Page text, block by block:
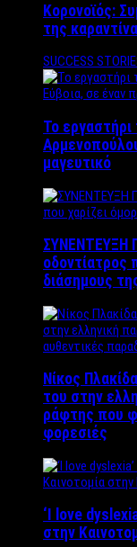
Κορονοϊός:
της
SUCCESS
Το εργαστήρι
μαγευτικό
ΣΥΝΕΝΤΕΥΞΗ
οδοντίατρος
διάσημους
Νίκος
του στην
ράφτης που
φορεσιές
‘Ι love
στην